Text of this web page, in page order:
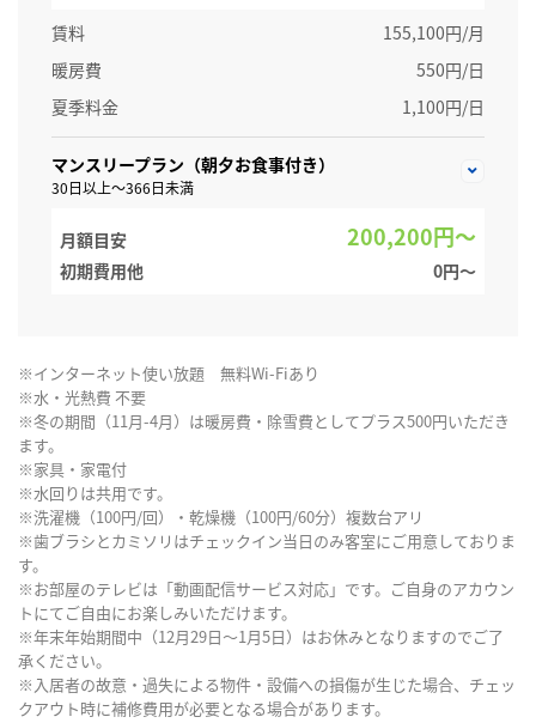
賃料
155,100円/月
暖房費
550円/日
夏季料金
1,100円/日
マンスリープラン（朝夕お食事付き）
30日以上～366日未満
月額目安 200,200円～
初期費用他 0円〜
※インターネット使い放題 無料Wi-Fiあり
※水・光熱費 不要
※冬の期間（11月-4月）は暖房費・除雪費としてプラス500円いただき
ます。
※家具・家電付
※水回りは共用です。
※洗濯機（100円/回）・乾燥機（100円/60分）複数台アリ
※歯ブラシとカミソリはチェックイン当日のみ客室にご用意しておりま
す。
※お部屋のテレビは「動画配信サービス対応」です。ご自身のアカウン
トにてご自由にお楽しみいただけます。
※年末年始期間中（12月29日～1月5日）はお休みとなりますのでご了
承ください。
※入居者の故意・過失による物件・設備への損傷が生じた場合、チェッ
クアウト時に補修費用が必要となる場合があります。